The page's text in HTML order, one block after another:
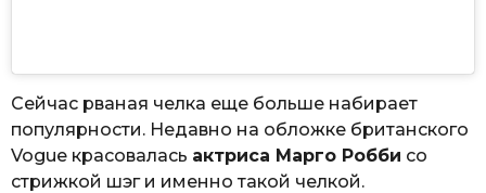
Сейчас рваная челка еще больше набирает
популярности. Недавно на обложке британского
Vogue красовалась актриса Марго Робби со
стрижкой шэг и именно такой челкой.